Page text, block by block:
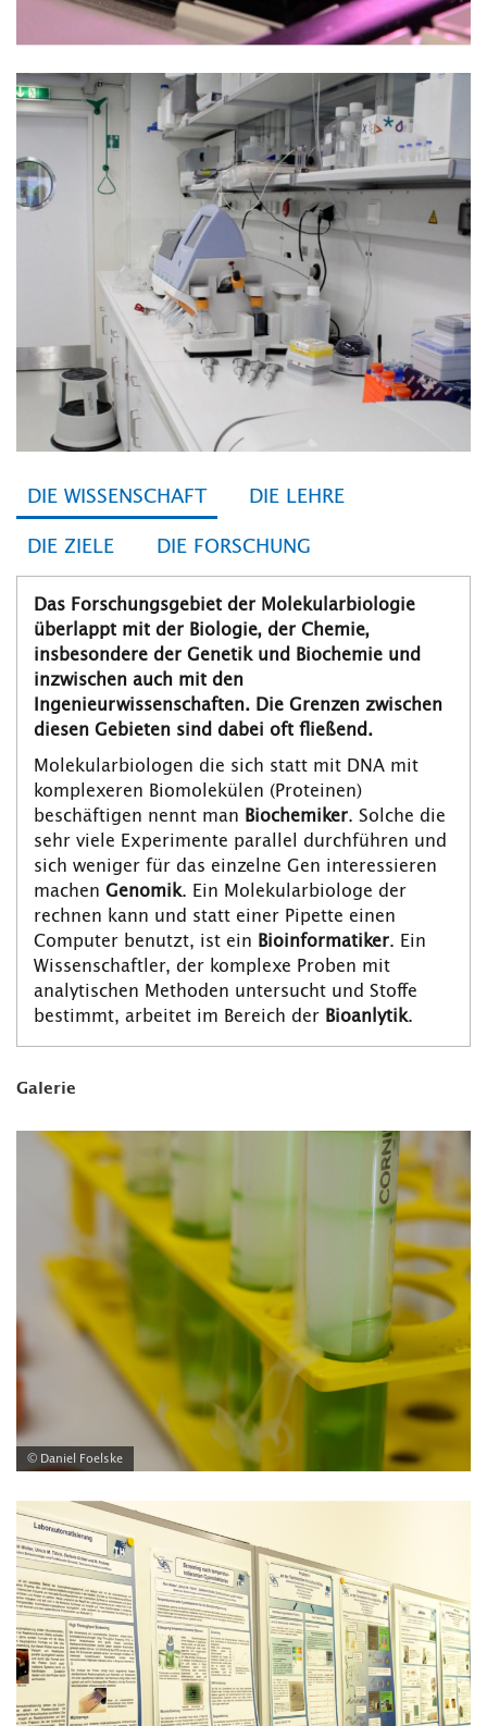
DIE WISSENSCHAFT DIE LEHRE
DIE ZIELE DIE FORSCHUNG
Das Forschungsgebiet der Molekularbiologie
überlappt mit der Biologie, der Chemie,
insbesondere der Genetik und Biochemie und
inzwischen auch mit den
Ingenieurwissenschaften. Die Grenzen zwischen
diesen Gebieten sind dabei oft fließend.
Molekularbiologen die sich statt mit DNA mit
komplexeren Biomolekülen (Proteinen)
beschäftigen nennt man Biochemiker. Solche die
sehr viele Experimente parallel durchführen und
sich weniger für das einzelne Gen interessieren
machen Genomik. Ein Molekularbiologe der
rechnen kann und statt einer Pipette einen
Computer benutzt, ist ein Bioinformatiker. Ein
Wissenschaftler, der komplexe Proben mit
analytischen Methoden untersucht und Stoffe
bestimmt, arbeitet im Bereich der Bioanlytik.
Galerie
© Daniel Foelske